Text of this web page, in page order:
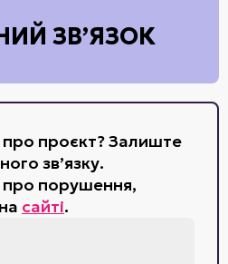
ЗВ’ЯЗОК
проєкт? Залиште
зв’язку.
порушення,
сайті.